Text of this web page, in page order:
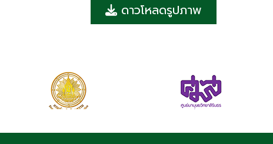
ดาวโหลดรูปภาพ